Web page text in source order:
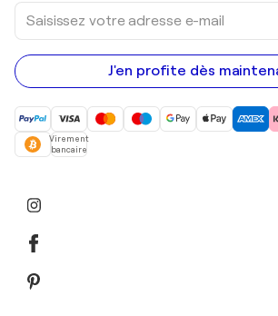
Saisissez
votre
adresse
e-
mail
J'en profite dès
Virement
bancaire